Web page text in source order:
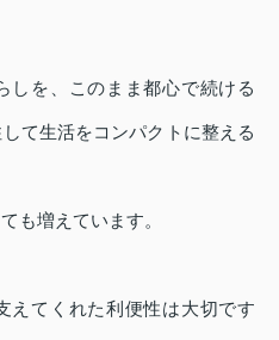
しを、このまま都心で続ける
て生活をコンパクトに整える
も増えています。
えてくれた利便性は大切です